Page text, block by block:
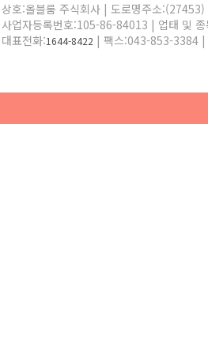
상호:올블룸 주식회사 | 도로명주소
사업자등록번호:105-86-84013 | 업태 및
대표전화:1644-8422 | 팩스:043-853-3384 |